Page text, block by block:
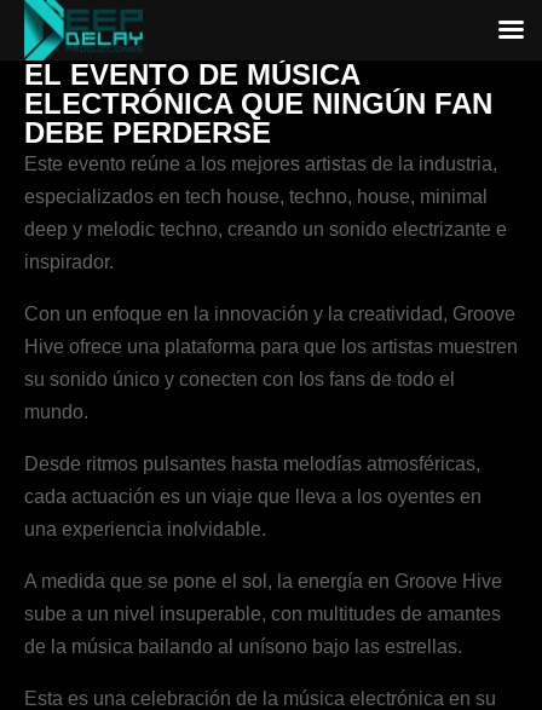
EL EVENTO DE MÚSICA
ELECTRÓNICA QUE NINGÚN FAN
DEBE PERDERSE
Este evento reúne a los mejores artistas de la industria,
especializados en tech house, techno, house, minimal
deep y melodic techno, creando un sonido electrizante e
inspirador.
Con un enfoque en la innovación y la creatividad, Groove
Hive ofrece una plataforma para que los artistas muestren
su sonido único y conecten con los fans de todo el
mundo.
Desde ritmos pulsantes hasta melodías atmosféricas,
cada actuación es un viaje que lleva a los oyentes en
una experiencia inolvidable.
A medida que se pone el sol, la energía en Groove Hive
sube a un nivel insuperable, con multitudes de amantes
de la música bailando al unísono bajo las estrellas.
Esta es una celebración de la música electrónica en su